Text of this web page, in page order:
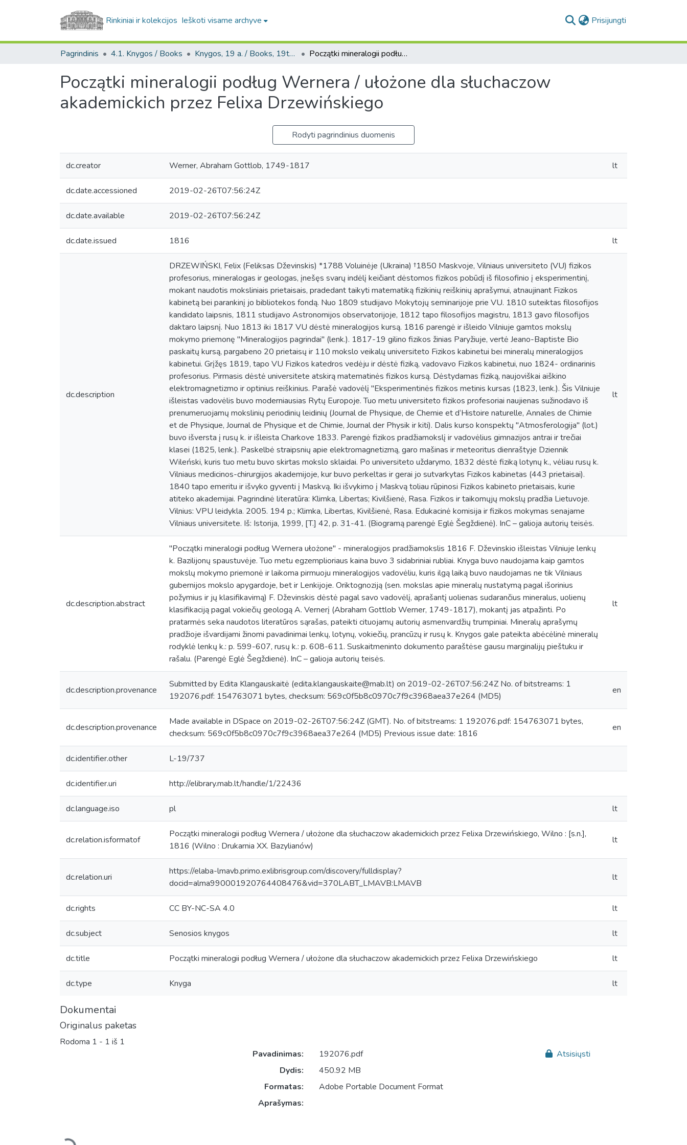
Rinkiniai ir kolekcijos Ieškoti visame archyve Prisijungti
Pagrindinis 4.1. Knygos / Books Knygos, 19 a. / Books, 19th century Początki mineralogii podług Wernera / ułożone dla słuchaczow akademickich przez Felixa Drzewińskiego
Początki mineralogii podług Wernera / ułożone dla słuchaczow
akademickich przez Felixa Drzewińskiego
Rodyti pagrindinius duomenis
dc.creator Werner, Abraham Gottlob, 1749-1817 lt
dc.date.accessioned 2019-02-26T07:56:24Z
dc.date.available 2019-02-26T07:56:24Z
dc.date.issued 1816 lt
dc.description
DRZEWIŃSKI, Felix (Feliksas Dževinskis) *1788 Voluinėje (Ukraina) †1850 Maskvoje, Vilniaus universiteto (VU) fizikos
profesorius, mineralogas ir geologas, įnešęs svarų indėlį keičiant dėstomos fizikos pobūdį iš filosofinio į eksperimentinį,
mokant naudotis moksliniais prietaisais, pradedant taikyti matematiką fizikinių reiškinių aprašymui, atnaujinant Fizikos
kabinetą bei parankinį jo bibliotekos fondą. Nuo 1809 studijavo Mokytojų seminarijoje prie VU. 1810 suteiktas filosofijos
kandidato laipsnis, 1811 studijavo Astronomijos observatorijoje, 1812 tapo filosofijos magistru, 1813 gavo filosofijos
daktaro laipsnį. Nuo 1813 iki 1817 VU dėstė mineralogijos kursą. 1816 parengė ir išleido Vilniuje gamtos mokslų
mokymo priemonę "Mineralogijos pagrindai" (lenk.). 1817-19 gilino fizikos žinias Paryžiuje, vertė Jeano-Baptiste Bio
paskaitų kursą, pargabeno 20 prietaisų ir 110 mokslo veikalų universiteto Fizikos kabinetui bei mineralų mineralogijos
kabinetui. Grįžęs 1819, tapo VU Fizikos katedros vedėju ir dėstė fiziką, vadovavo Fizikos kabinetui, nuo 1824- ordinarinis
profesorius. Pirmasis dėstė universitete atskirą matematinės fizikos kursą. Dėstydamas fiziką, naujoviškai aiškino
elektromagnetizmo ir optinius reiškinius. Parašė vadovėlį "Eksperimentinės fizikos metinis kursas (1823, lenk.). Šis Vilniuje
išleistas vadovėlis buvo moderniausias Rytų Europoje. Tuo metu universiteto fizikos profesoriai naujienas sužinodavo iš
prenumeruojamų mokslinių periodinių leidinių (Journal de Physique, de Chemie et d‘Histoire naturelle, Annales de Chimie
et de Physique, Journal de Physique et de Chimie, Journal der Physik ir kiti). Dalis kurso konspektų "Atmosferologija" (lot.)
buvo išversta į rusų k. ir išleista Charkove 1833. Parengė fizikos pradžiamokslį ir vadovėlius gimnazijos antrai ir trečiai
klasei (1825, lenk.). Paskelbė straipsnių apie elektromagnetizmą, garo mašinas ir meteoritus dienraštyje Dziennik
Wileński, kuris tuo metu buvo skirtas mokslo sklaidai. Po universiteto uždarymo, 1832 dėstė fiziką lotynų k., vėliau rusų k.
Vilniaus medicinos-chirurgijos akademijoje, kur buvo perkeltas ir gerai jo sutvarkytas Fizikos kabinetas (443 prietaisai).
1840 tapo emeritu ir išvyko gyventi į Maskvą. Iki išvykimo į Maskvą toliau rūpinosi Fizikos kabineto prietaisais, kurie
atiteko akademijai. Pagrindinė literatūra: Klimka, Libertas; Kivilšienė, Rasa. Fizikos ir taikomųjų mokslų pradžia Lietuvoje.
Vilnius: VPU leidykla. 2005. 194 p.; Klimka, Libertas, Kivilšienė, Rasa. Edukacinė komisija ir fizikos mokymas senajame
Vilniaus universitete. Iš: Istorija, 1999, [T.] 42, p. 31-41. (Biogramą parengė Eglė Šegždienė). InC – galioja autorių teisės.
lt
dc.description.abstract
"Początki mineralogii podług Wernera ułożone" - mineralogijos pradžiamokslis 1816 F. Dževinskio išleistas Vilniuje lenkų
k. Bazilijonų spaustuvėje. Tuo metu egzemplioriaus kaina buvo 3 sidabriniai rubliai. Knyga buvo naudojama kaip gamtos
mokslų mokymo priemonė ir laikoma pirmuoju mineralogijos vadovėliu, kuris ilgą laiką buvo naudojamas ne tik Vilniaus
gubernijos mokslo apygardoje, bet ir Lenkijoje. Oriktognoziją (sen. mokslas apie mineralų nustatymą pagal išorinius
požymius ir jų klasifikavimą) F. Dževinskis dėstė pagal savo vadovėlį, aprašantį uolienas sudarančius mineralus, uolienų
klasifikaciją pagal vokiečių geologą A. Vernerį (Abraham Gottlob Werner, 1749-1817), mokantį jas atpažinti. Po
pratarmės seka naudotos literatūros sąrašas, pateikti cituojamų autorių asmenvardžių trumpiniai. Mineralų aprašymų
pradžioje išvardijami žinomi pavadinimai lenkų, lotynų, vokiečių, prancūzų ir rusų k. Knygos gale pateikta abėcėlinė mineralų
rodyklė lenkų k.: p. 599-607, rusų k.: p. 608-611. Suskaitmeninto dokumento paraštėse gausu marginalijų pieštuku ir
rašalu. (Parengė Eglė Šegždienė). InC – galioja autorių teisės.
lt
dc.description.provenance
Submitted by Edita Klangauskaitė (edita.klangauskaite@mab.lt) on 2019-02-26T07:56:24Z No. of bitstreams: 1
192076.pdf: 154763071 bytes, checksum: 569c0f5b8c0970c7f9c3968aea37e264 (MD5)
en
dc.description.provenance
Made available in DSpace on 2019-02-26T07:56:24Z (GMT). No. of bitstreams: 1 192076.pdf: 154763071 bytes,
checksum: 569c0f5b8c0970c7f9c3968aea37e264 (MD5) Previous issue date: 1816
en
dc.identifier.other L-19/737
dc.identifier.uri http://elibrary.mab.lt/handle/1/22436
dc.language.iso pl lt
dc.relation.isformatof
Początki mineralogii podług Wernera / ułożone dla słuchaczow akademickich przez Felixa Drzewińskiego, Wilno : [s.n.],
1816 (Wilno : Drukarnia XX. Bazylianów)
lt
dc.relation.uri
https://elaba-lmavb.primo.exlibrisgroup.com/discovery/fulldisplay?
docid=alma990001920764408476&vid=370LABT_LMAVB:LMAVB
lt
dc.rights CC BY-NC-SA 4.0 lt
dc.subject Senosios knygos lt
dc.title Początki mineralogii podług Wernera / ułożone dla słuchaczow akademickich przez Felixa Drzewińskiego lt
dc.type Knyga lt
Dokumentai
Originalus paketas
Rodoma 1 - 1 iš 1
Pavadinimas:
192076.pdf
Dydis:
450.92 MB
Formatas:
Adobe Portable Document Format
Aprašymas:
Atsisiųsti